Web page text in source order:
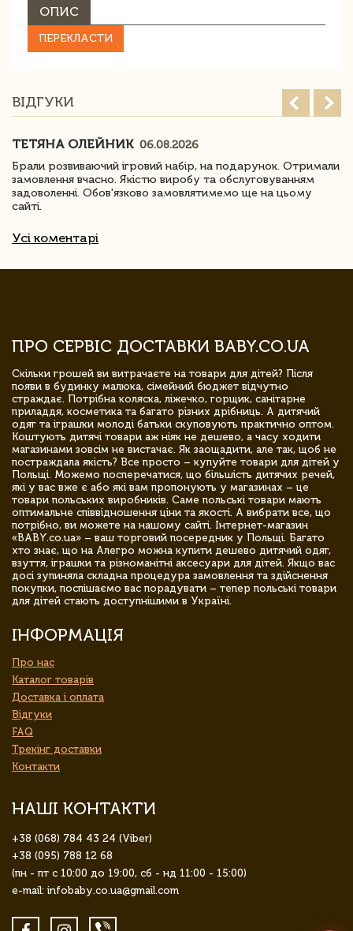
ОПИС
ПЕРЕКЛАСТИ
ВІДГУКИ
ТЕТЯНА ОЛЕЙНИК 06.08.2026
Брали розвиваючий ігровий набір, на подарунок. Отримали
замовлення вчасно. Якістю виробу та обслуговуванням
задоволенні. Обов'язково замовлятимемо ще на цьому
сайті.
Усі коментарі
ПРО СЕРВІС ДОСТАВКИ BABY.CO.UA
Скільки грошей ви витрачаєте на товари для дітей? Після
появи в будинку малюка, сімейний бюджет відчутно
страждає. Потрібна коляска, ліжечко, горщик, санітарне
приладдя, косметика та багато різних дрібниць. А дитячий
одяг та іграшки молоді батьки скуповують практично оптом.
Коштують дитячі товари аж ніяк не дешево, а часу ходити
магазинами зовсім не вистачає. Як заощадити, але так, щоб не
постраждала якість? Все просто – купуйте товари для дітей у
Польщі. Можемо посперечатися, що більшість дитячих речей,
які у вас вже є або які вам пропонують у магазинах – це
товари польських виробників. Саме польські товари мають
оптимальне співвідношення ціни та якості. А вибрати все, що
потрібно, ви можете на нашому сайті. Інтернет-магазин
«BABY.co.ua» – ваш торговий посередник у Польщі. Багато
хто знає, що на Алегро можна купити дешево дитячий одяг,
взуття, іграшки та різноманітні аксесуари для дітей. Якщо вас
досі зупиняла складна процедура замовлення та здійснення
покупки, поспішаємо вас порадувати – тепер польські товари
для дітей стають доступнішими в Україні.
ІНФОРМАЦІЯ
Про нас
Каталог товарів
Доставка і оплата
Відгуки
FAQ
Трекінг доставки
Контакти
НАШІ КОНТАКТИ
+38 (068) 784 43 24 (Viber)
+38 (095) 788 12 68
(пн - пт с 10:00 до 19:00, сб - нд 11:00 - 15:00)
e-mail: infobaby.co.ua@gmail.com